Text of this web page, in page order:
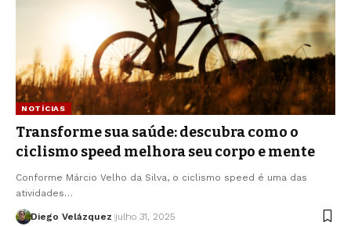
NOTÍCIAS
Transforme sua saúde: descubra como o
ciclismo speed melhora seu corpo e mente
Conforme Márcio Velho da Silva, o ciclismo speed é uma das
atividades…
Diego Velázquez julho 31, 2025